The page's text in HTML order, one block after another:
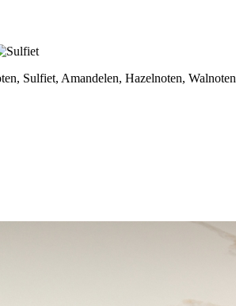
Sulfiet, Amandelen, Hazelnoten, Walnoten